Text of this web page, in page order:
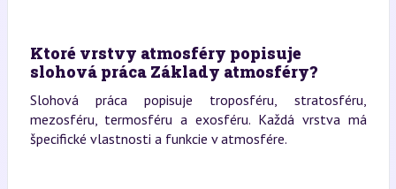
Ktoré vrstvy atmosféry popisuje
slohová práca Základy atmosféry?
Slohová práca popisuje troposféru, stratosféru,
mezosféru, termosféru a exosféru. Každá vrstva má
špecifické vlastnosti a funkcie v atmosfére.